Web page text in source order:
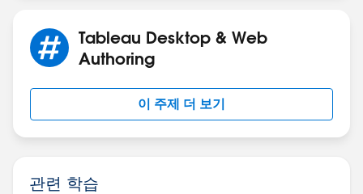
Tableau Desktop & Web
Authoring
이 주제 더 보기
관련 학습